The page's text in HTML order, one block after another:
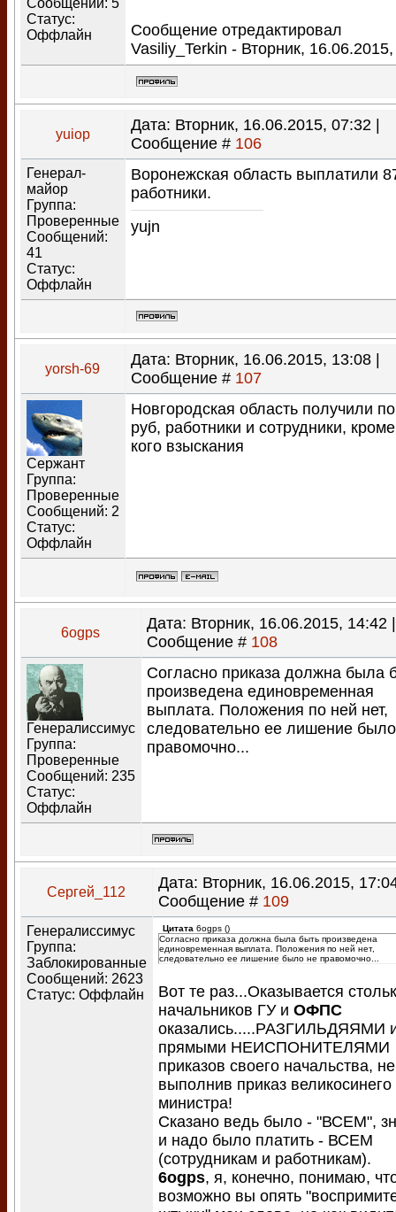
Сообщений: 5
Статус:
Оффлайн
Сообщение отредактировал
Vasiliy_Terkin - Вторник,
yuiop
Дата: Вторник, 16.06.2015, 07:32 |
Сообщение # 106
Генерал-
майор
Группа:
Проверенные
Сообщений:
41
Статус:
Оффлайн
Воронежская область выплатили
работники.
yujn
yorsh-69
Дата: Вторник, 16.06.2015, 13:08 |
Сообщение # 107
Сержант
Группа:
Проверенные
Сообщений: 2
Статус:
Оффлайн
Новгородская область получили
руб, работники и сотрудники,
кого взыскания
6ogps
Дата: Вторник, 16.06.2015, 14:42 |
Сообщение # 108
Генералиссимус
Группа:
Проверенные
Сообщений: 235
Статус:
Оффлайн
Согласно приказа должна была
произведена единовременная
выплата. Положения по ней нет,
следовательно ее лишение
правомочно...
Сергей_112
Дата: Вторник, 16.06.2015,
Сообщение # 109
Генералиссимус
Группа:
Заблокированные
Сообщений: 2623
Статус: Оффлайн
Цитата 6ogps ()
Согласно приказа должна была быть произведена
единовременная выплата. Положения по ней нет,
следовательно ее лишение было не правомочно...
Вот те раз...Оказывается
начальников ГУ и ОФПС
оказались.....РАЗГИЛЬДЯЯМИ
прямыми НЕИСПОНИТЕЛЯМИ
приказов своего начальства, не
выполнив приказ великосинего
министра!
Сказано ведь было - "ВСЕМ",
и надо было платить - ВСЕМ
(сотрудникам и работникам).
6ogps, я, конечно, понимаю,
возможно вы опять